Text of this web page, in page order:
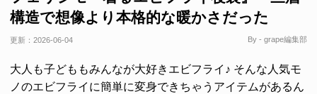
構造で想像より本格的な暖かさだった
更新： 2026-06-04 By - grape編集部
大人も子どももみんなが大好きエビフライ♪ そんな人気モ
ノのエビフライに簡単に変身できちゃうアイテムがあるん